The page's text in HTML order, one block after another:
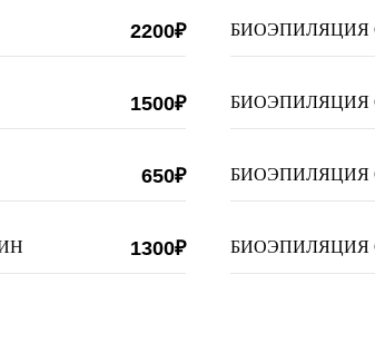
2200₽
1500₽
650₽
1300₽
БИОЭПИЛЯЦИЯ
БИОЭПИЛЯЦИЯ
БИОЭПИЛЯЦИЯ